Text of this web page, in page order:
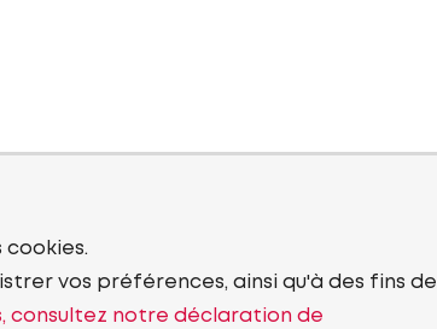
cookies.
vos préférences, ainsi qu'à des fins de
consultez notre déclaration de